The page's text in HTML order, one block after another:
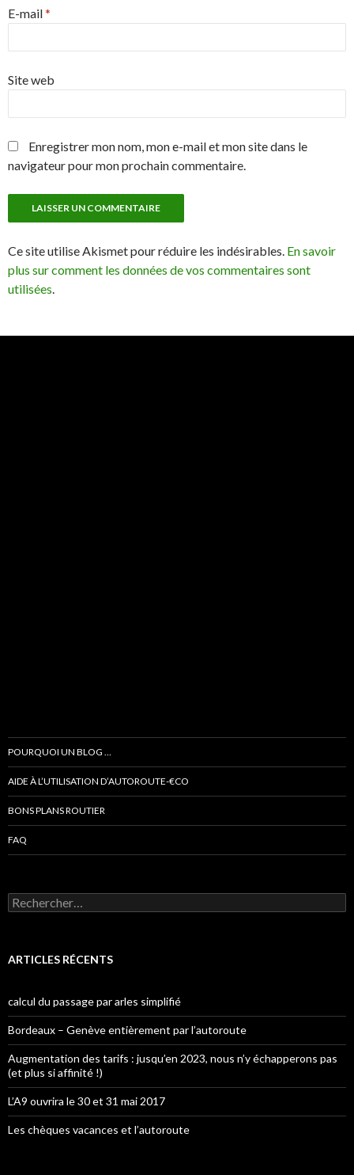
E-mail*
Site web
Enregistrer mon nom, mon e-mail et mon site dans le
navigateur pour mon prochain commentaire.
Ce site utilise Akismet pour réduire les indésirables. En savoir
plus sur comment les données de vos commentaires sont
utilisées
POURQUOI UN BLOG …
AIDE À L’UTILISATION D’AUTOROUTE-€CO
BONS PLANS ROUTIER
FAQ
Rechercher :
ARTICLES RÉCENTS
calcul du passage par arles simplifié
Bordeaux – Genève entièrement par l’autoroute
Augmentation des tarifs : jusqu’en 2023, nous n’y échapperons pas
(et plus si affinité !)
L’A9 ouvrira le 30 et 31 mai 2017
Les chèques vacances et l’autoroute